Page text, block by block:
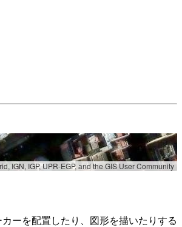
IGN, IGP, UPR-EGP, and the GIS User Community
ーを配置したり、図形を描いたりする